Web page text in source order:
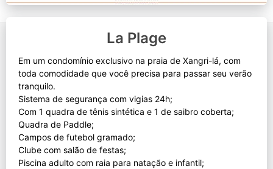
La Plage
Em um condomínio exclusivo na praia de Xangri-lá, com
toda comodidade que você precisa para passar seu verão
tranquilo.
Sistema de segurança com vigias 24h;
Com 1 quadra de tênis sintética e 1 de saibro coberta;
Quadra de Paddle;
Campos de futebol gramado;
Clube com salão de festas;
Piscina adulto com raia para natação e infantil;